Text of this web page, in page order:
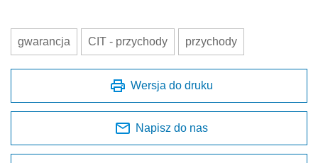
gwarancja CIT - przychody przychody
Wersja do druku
Napisz do nas